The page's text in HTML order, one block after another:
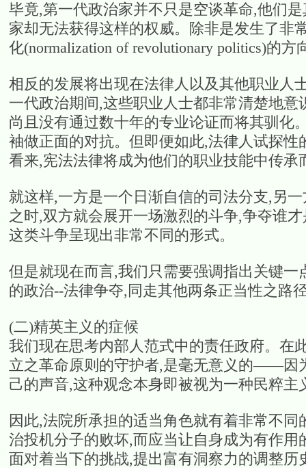
毕竟,第一代政治家并不只是空谈革命,他们
家却无法获得这样的权威。除非是发生了非
化(normalization of revolutionary politics)的方
相反的发展将出现在法律人以及其他职业人
一代政治期间,这些职业人士都非常清楚地
尚且没有通过数十年的专业论证而将其驯化
袖做正面的对抗。但即便如此,法律人试探
看来,宪法法律将成为他们的职业技能中传承
就这样,一方是一个日渐自信的司法分支,另
之时,双方就会展开一场激烈的斗争,争夺谁
这类斗争呈现出非常不同的形式。
但是就现在而言,我们只需要强调指出关键
的政治--法律争夺,同走其他两条正当性之路
(二)精英主义的症候
我们现在思考内部人范式中的责任政府。在
立之革命原则的守护者,是毫无意义的——因
己的声音,这种观念本身即被视为一种民粹主
因此,法院所承担的适当角色就有着非常不
治投机分子的败坏,而应当让自身成为有作
面对着当下的挑战,提出富有洞察力的调整